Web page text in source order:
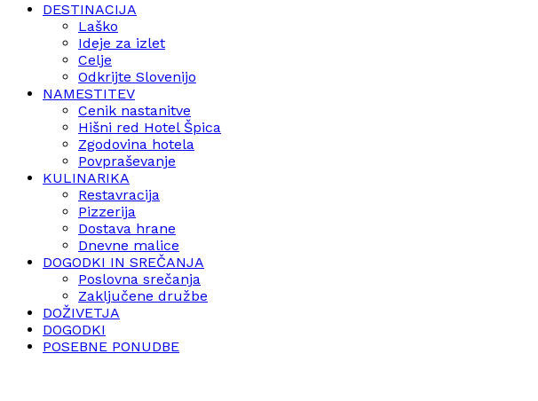
DESTINACIJA
Laško
Ideje za izlet
Celje
Odkrijte Slovenijo
NAMESTITEV
Cenik nastanitve
Hišni red Hotel Špica
Zgodovina hotela
Povpraševanje
KULINARIKA
Restavracija
Pizzerija
Dostava hrane
Dnevne malice
DOGODKI IN SREČANJA
Poslovna srečanja
Zaključene družbe
DOŽIVETJA
DOGODKI
POSEBNE PONUDBE